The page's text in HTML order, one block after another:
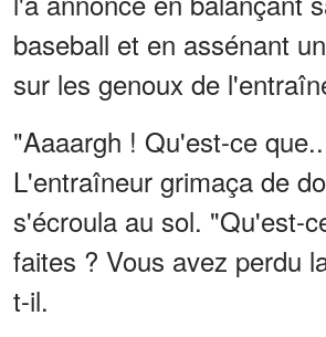
baseball et en assénant
sur les genoux de
"Aaaargh ! Qu'est-ce
L'entraîneur grimaça de
s'écroula au sol. "Qu'est-
faites ? Vous avez perdu
t-il.